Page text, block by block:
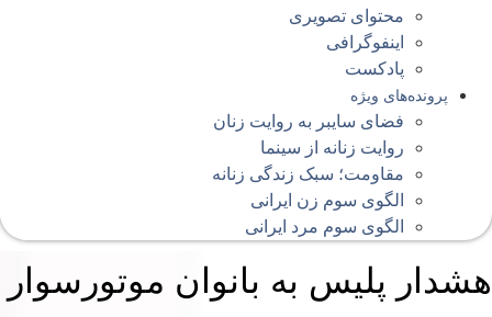
محتوای تصویری
اینفوگرافی
پادکست
پرونده‌های ویژه
فضای سایبر به روایت زنان
روایت زنانه از سینما
مقاومت؛ سبک زندگی زنانه
الگوی سوم زن ایرانی
الگوی سوم مرد ایرانی
پلیس به بانوان موتورسوار